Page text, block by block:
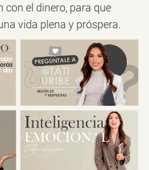
con el dinero, para que
vida plena y próspera.